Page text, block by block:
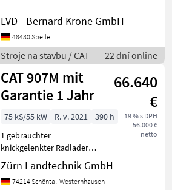
hydr.
Schnellwechselaufnahme,
Aufnahme: Volvo, 3.
Steuerkreis, Hydrostat 20
km/h, Kli
LVD - Bernard Krone GmbH
48480 Spelle
Stroje na stavbu / CAT 22 dní online
CAT 907M mit
Garantie 1 Jahr
66.640
€
19 % s DPH
56.000 €
netto
75 kS/55 kW R. v. 2021
390 h
1 gebrauchter
knickgelenkter Radlader
Hersteller: Cat Modell: 907
M Baujahr: 2021 / EZ
06.12.2021
Zürn Landtechnik GmbH
74214 Schöntal-Westernhausen